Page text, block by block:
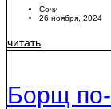
Сочи
26 ноября, 2024
читать
Борщ по-